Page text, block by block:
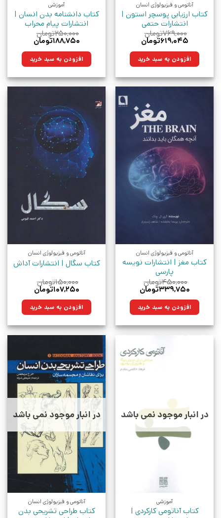
آناتومی و فیزیولوژی انسان
کتاب ارزیابی پوسچر استون |
انتشارات حتمی
۷۶۹,۰۰۰تومان
قیمت
۷۶۹,۰۰۰تومان
بود.
۶۱۹,۰۴۵تومان
۶۱۹,۰۴۵تومان.افزودن به سبد خرید
آموزشی
کتاب دانشنامه بدن انسان |
انتشارات پیام محراب
۲۵۰,۰۰۰تومان
قیمت
۲۵۰,۰۰۰تومان
بود.
۱۸۸,۷۵۰تومان
۱۸۸,۷۵۰تومان.افزودن به سبد خرید
آناتومی و فیزیولوژی انسان
کتاب مغز | انتشارات نویسه
پارسی
۴۵۰,۰۰۰تومان
قیمت
۴۵۰,۰۰۰تومان
بود.
۳۳۹,۷۵۰تومان
۳۳۹,۷۵۰تومان.افزودن به سبد خرید
آناتومی و فیزیولوژی انسان
کتاب سگال‏‫ | انتشارات آداش
۱۵۰,۰۰۰تومان
قیمت
۱۵۰,۰۰۰تومان
بود.
۱۰۷,۲۵۰تومان
۱۰۷,۲۵۰تومان.افزودن به سبد خرید
در انبار موجود نمی باشد
آموزشی
کتاب آناتومی کارکردی |
در انبار موجود نمی باشد
آناتومی و فیزیولوژی انسان
کتاب طراحی تشریحی بدن